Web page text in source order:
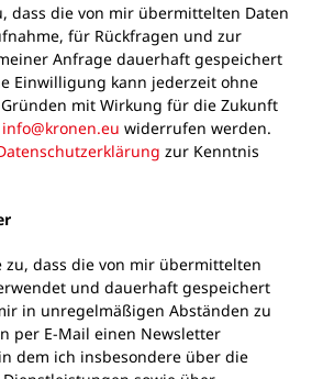
dass die von mir übermittelten Daten
für Rückfragen und zur
Anfrage dauerhaft gespeichert
Einwilligung kann jederzeit ohne
mit Wirkung für die Zukunft
info@kronen.eu widerrufen werden.
zur Kenntnis
zu, dass die von mir übermittelten
und dauerhaft gespeichert
in unregelmäßigen Abständen zu
per E-Mail einen Newsletter
dem ich insbesondere über die